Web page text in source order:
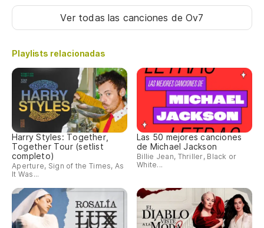
Ver todas las canciones de Ov7
Playlists relacionadas
Harry Styles: Together,
Together Tour (setlist
completo)
Aperture, Sign of the Times, As
It Was...
Las 50 mejores canciones
de Michael Jackson
Billie Jean, Thriller, Black or
White...